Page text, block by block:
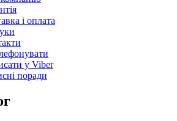
і оплата
у Viber
поради